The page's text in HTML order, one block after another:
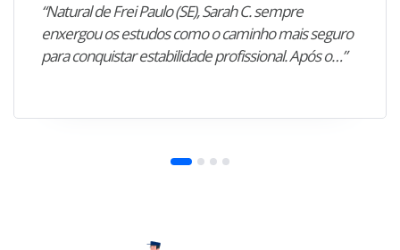
“Natural de Frei Paulo (SE), Sarah C. sempre
enxergou os estudos como o caminho mais seguro
para conquistar estabilidade profissional. Após o…”